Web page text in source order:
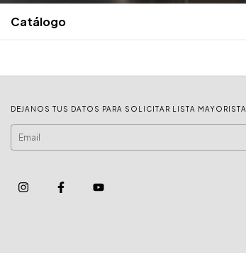
Catálogo
DEJANOS TUS DATOS PARA SOLICITAR LISTA MAYORISTA